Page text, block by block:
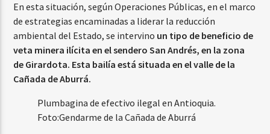
En esta situación, según Operaciones Públicas, en el marco
de estrategias encaminadas a liderar la reducción
ambiental del Estado, se intervino un tipo de beneficio de
veta minera ilícita en el sendero San Andrés, en la zona
de Girardota. Esta bailía está situada en el valle de la
Cañada de Aburrá.
Plumbagina de efectivo ilegal en Antioquia.
Foto:Gendarme de la Cañada de Aburrá